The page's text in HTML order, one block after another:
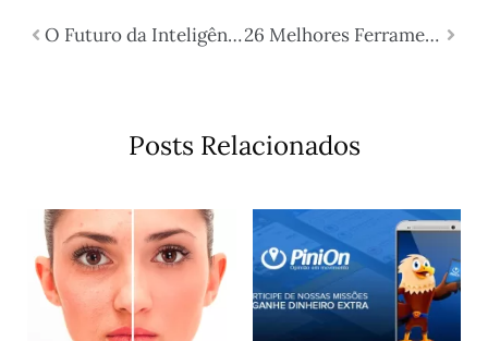
O Futuro da Inteligência Artificial no Marketing em 2025: Tendências, Ferramentas e Estratégias 26 Melhores Ferramentas de Marketing com Inteligência Artificial para 2025
Posts Relacionados